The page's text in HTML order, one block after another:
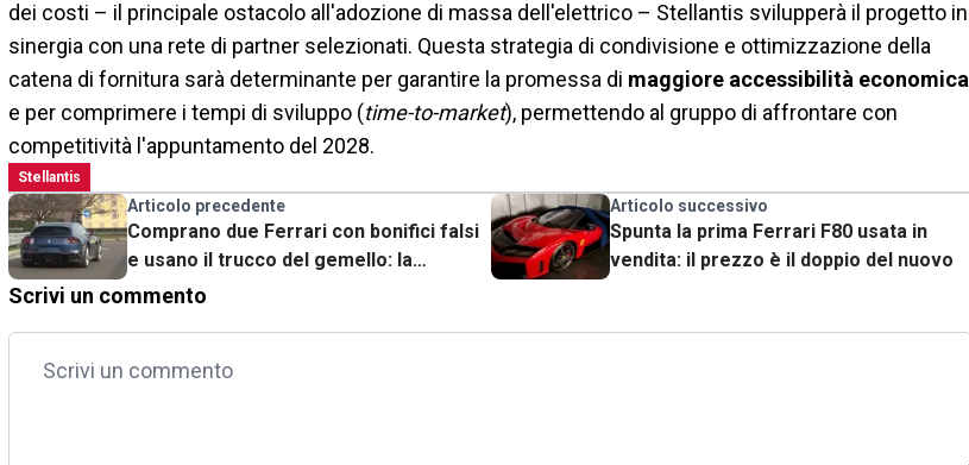
dei costi – il principale ostacolo all'adozione di massa dell'elettrico – Stellantis svilupperà il progetto in
sinergia con una rete di partner selezionati. Questa strategia di condivisione e ottimizzazione della
catena di fornitura sarà determinante per garantire la promessa di maggiore accessibilità economica
e per comprimere i tempi di sviluppo (time-to-market), permettendo al gruppo di affrontare con
competitività l'appuntamento del 2028.
Stellantis
Articolo precedente
Comprano due Ferrari con bonifici falsi
e usano il trucco del gemello: la
Cassazione toglie il bolide alla famiglia
Articolo successivo
Spunta la prima Ferrari F80 usata in
vendita: il prezzo è il doppio del nuovo
Scrivi un commento